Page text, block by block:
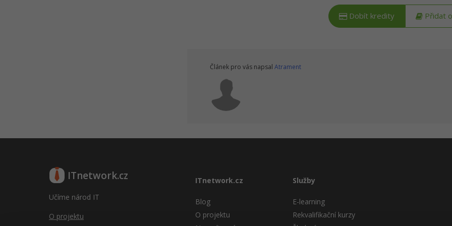
Dobít kredity Přidat
Článek pro vás napsal Atrament
ITnetwork.cz
Učíme národ IT
O projektu
ITnetwork.cz
Blog
O projektu
Služby
E-learning
Rekvalifikační kurzy